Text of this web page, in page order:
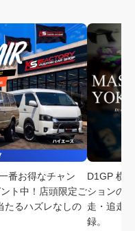
番お得なチャン
ト中！店頭限定ご
たるハズレなしの
D1GP 横
ションの
走・追走
録。